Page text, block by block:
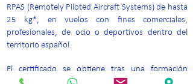
RPAS (Remotely Piloted Aircraft Systems) de hasta
25 kg*, en vuelos con fines comerciales,
profesionales, de ocio o deportivos dentro del
territorio español.
El certificado se obtiene tras una formación
completamente flexible: 100% online, de 54 horas